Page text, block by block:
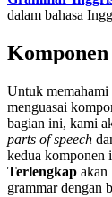
dalam bahasa
Untuk memahami
menguasai
bagian ini, kami
parts of speech
kedua komponen
Terlengkap akan
grammar dengan